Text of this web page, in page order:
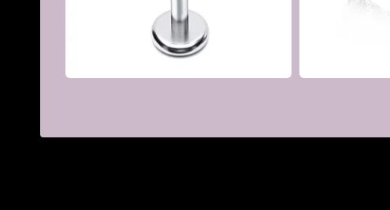
Longueur du motif 16 mm